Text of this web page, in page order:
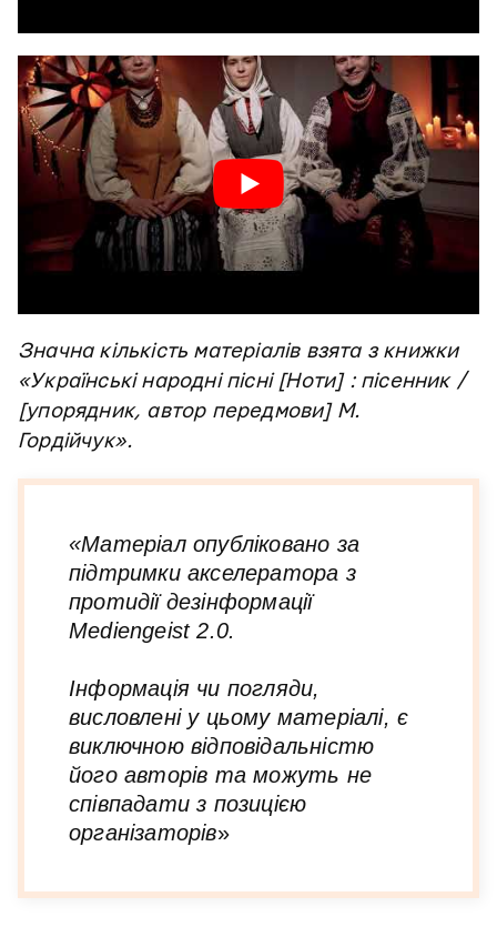
Значна кількість матеріалів взята з книжки
«Українські народні пісні [Ноти] : пісенник /
[упорядник, автор передмови] М.
Гордійчук».
«Матеріал опубліковано за
підтримки акселератора з
протидії дезінформації
Mediengeist 2.0.
Інформація чи погляди,
висловлені у цьому матеріалі, є
виключною відповідальністю
його авторів та можуть не
співпадати з позицією
організаторів»